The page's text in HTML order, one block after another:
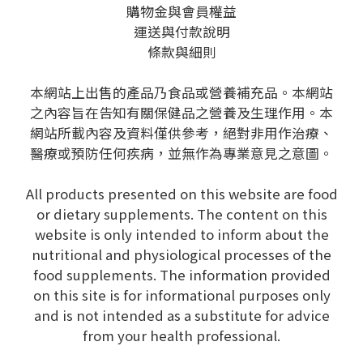
購物金與會員權益
運送與付款說明
條款與細則
本網站上出售的產品乃食品或營養補充品。本網站
之內容旨在告知有關保健品之營養及生理作用。本
網站所載內容及資料僅供參考，絕對非用作治療、
醫療或預防任何疾病，並無作為專業意見之意圖。
All products presented on this website are food
or dietary supplements. The content on this
website is only intended to inform about the
nutritional and physiological processes of the
food supplements. The information provided
on this site is for informational purposes only
and is not intended as a substitute for advice
from your health professional.